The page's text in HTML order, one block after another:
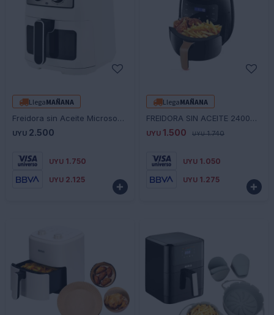
LlegaMAÑANA
Freidora sin Aceite Microsonic FR5L608BL 5L
UYU 2.500
UYU 1.750
UYU 2.125

LlegaMAÑANA
FREIDORA SIN ACEITE 2400W 6L DE CAPACIDAD
UYU 1.500 UYU 1.740
UYU 1.050
UYU 1.275
